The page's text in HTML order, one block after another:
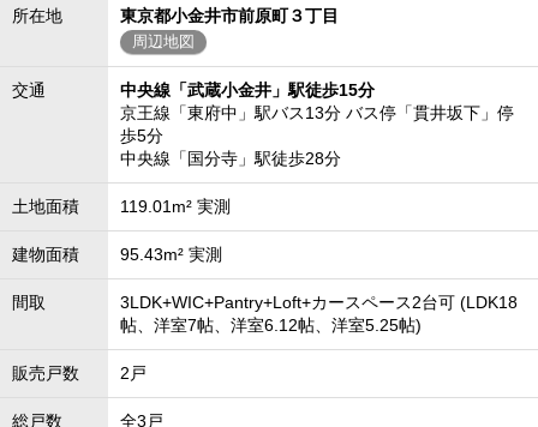
所在地 東京都小金井市前原町３丁目
周辺地図
交通
中央線「武蔵小金井」駅徒歩15分
京王線「東府中」駅バス13分 バス停「貫井坂下」停
歩5分
中央線「国分寺」駅徒歩28分
土地面積 119.01m² 実測
建物面積 95.43m² 実測
間取
3LDK+WIC+Pantry+Loft+カースペース2台可 (LDK18
帖、洋室7帖、洋室6.12帖、洋室5.25帖)
販売戸数 2戸
総戸数 全3戸